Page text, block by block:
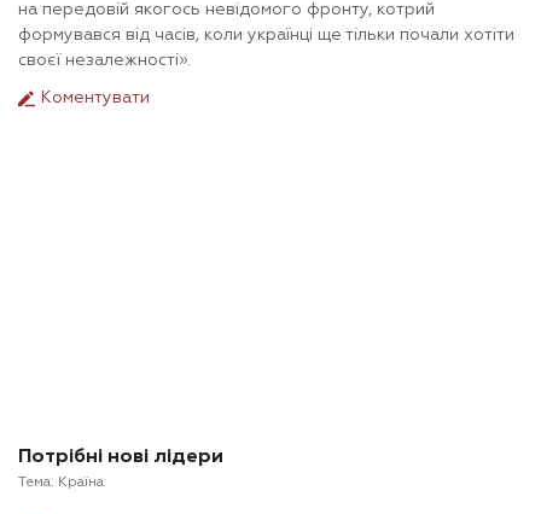
на передовій якогось невідомого фронту, котрий
формувався від часів, коли українці ще тільки почали хотіти
своєї незалежності».
Коментувати
Потрібні нові лідери
Тема: Країна